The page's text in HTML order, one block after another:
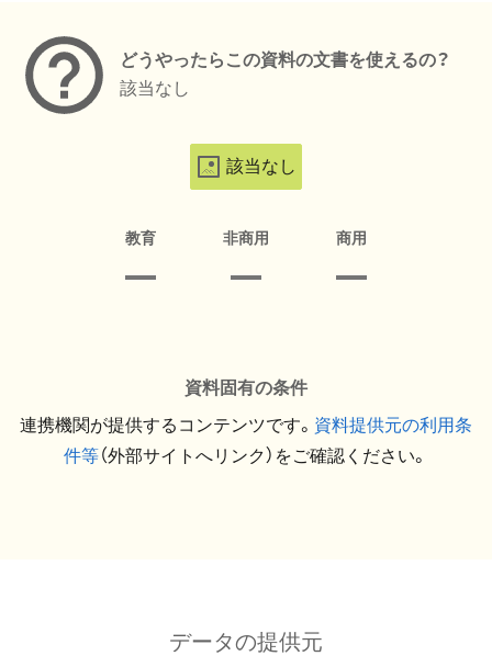
どうやったらこの資料の文書を使えるの？
該当なし
該当なし
教育 非商用 商用
資料固有の条件
連携機関が提供するコンテンツです。 資料提供元の利用条
件等（外部サイトへリンク）をご確認ください。
データの提供元